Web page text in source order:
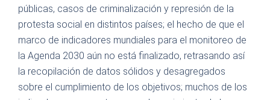
públicas, casos de criminalización y represión de la
protesta social en distintos países; el hecho de que el
marco de indicadores mundiales para el monitoreo de
la Agenda 2030 aún no está finalizado, retrasando así
la recopilación de datos sólidos y desagregados
sobre el cumplimiento de los objetivos; muchos de los